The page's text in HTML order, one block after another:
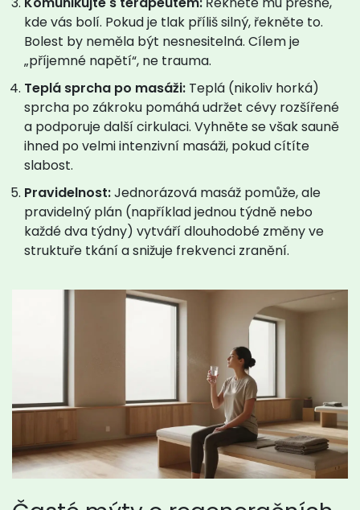
kde vás bolí. Pokud je tlak příliš silný, řekněte to.
Bolest by neměla být nesnesitelná. Cílem je
„příjemné napětí“, ne trauma.
Teplá sprcha po masáži: Teplá (nikoliv horká)
sprcha po zákroku pomáhá udržet cévy rozšířené
a podporuje další cirkulaci. Vyhněte se však sauně
ihned po velmi intenzivní masáži, pokud cítíte
slabost.
Pravidelnost:Jednorázová masáž pomůže, ale
pravidelný plán (například jednou týdně nebo
každé dva týdny) vytváří dlouhodobé změny ve
struktuře tkání a snižuje frekvenci zranění.